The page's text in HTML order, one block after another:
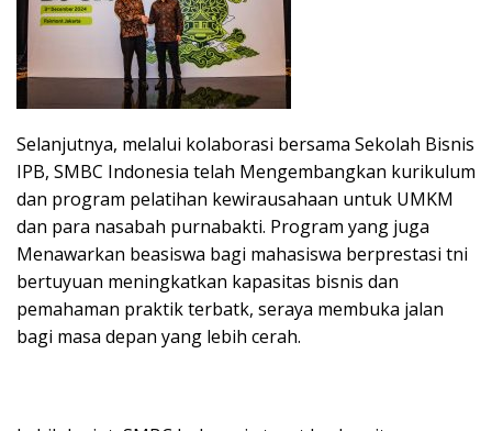
Selanjutnya, melalui kolaborasi bersama Sekolah Bisnis
IPB, SMBC Indonesia telah Mengembangkan kurikulum
dan program pelatihan kewirausahaan untuk UMKM
dan para nasabah purnabakti. Program yang juga
Menawarkan beasiswa bagi mahasiswa berprestasi tni
bertuyuan meningkatkan kapasitas bisnis dan
pemahaman praktik terbatk, seraya membuka jalan
bagi masa depan yang lebih cerah.